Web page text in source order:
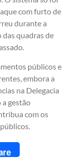
com furto de
durante a
das quadras de
públicos e
embora a
na Delegacia
a gestão
com os